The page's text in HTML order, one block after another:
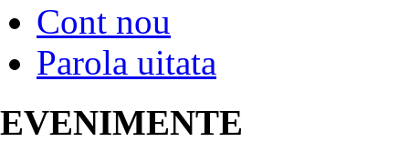
Cont nou
Parola uitata
EVENIMENTE